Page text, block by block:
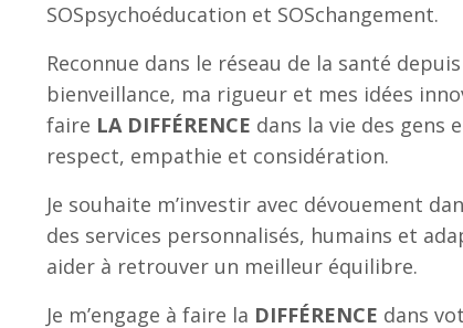
SOSpsychoéducation et SOSchangement.
Reconnue dans le réseau de la santé
bienveillance, ma rigueur et mes idées
faire LA DIFFÉRENCE dans la vie des gens
respect, empathie et considération.
Je souhaite m’investir avec dévouement
des services personnalisés, humains et
aider à retrouver un meilleur équilibre.
Je m’engage à faire la DIFFÉRENCE dans